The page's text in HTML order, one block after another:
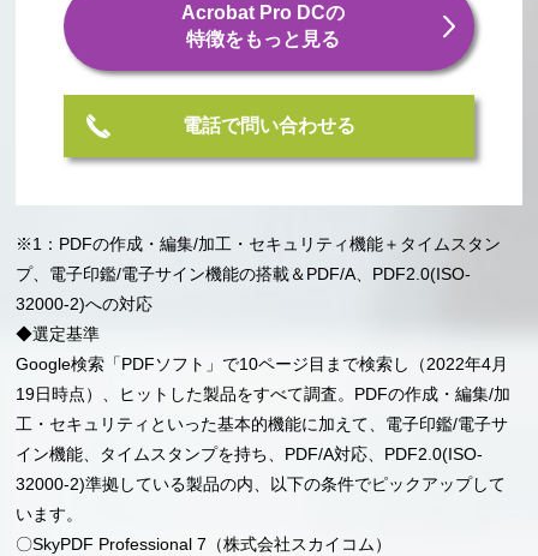
Acrobat Pro DCの
特徴をもっと見る
電話で問い合わせる
※1：PDFの作成・編集/加工・セキュリティ機能＋タイムスタン
プ、電子印鑑/電子サイン機能の搭載＆PDF/A、PDF2.0(ISO-
32000-2)への対応
◆選定基準
Google検索「PDFソフト」で10ページ目まで検索し（2022年4月
19日時点）、ヒットした製品をすべて調査。PDFの作成・編集/加
工・セキュリティといった基本的機能に加えて、電子印鑑/電子サ
イン機能、タイムスタンプを持ち、PDF/A対応、PDF2.0(ISO-
32000-2)準拠している製品の内、以下の条件でピックアップして
います。
〇SkyPDF Professional 7（株式会社スカイコム）